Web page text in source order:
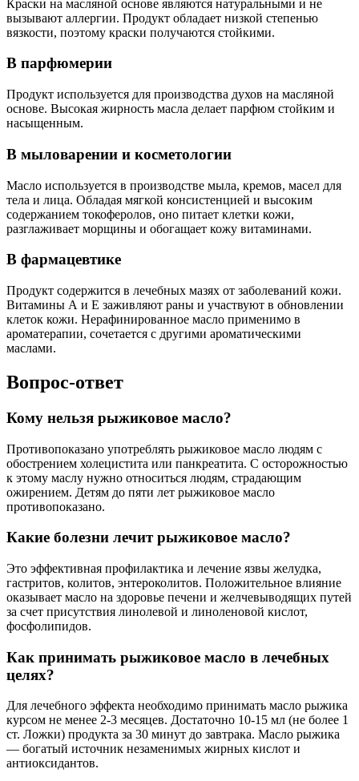
Краски на масляной основе являются натуральными и не
вызывают аллергии. Продукт обладает низкой степенью
вязкости, поэтому краски получаются стойкими.
В парфюмерии
Продукт используется для производства духов на масляной
основе. Высокая жирность масла делает парфюм стойким и
насыщенным.
В мыловарении и косметологии
Масло используется в производстве мыла, кремов, масел для
тела и лица. Обладая мягкой консистенцией и высоким
содержанием токоферолов, оно питает клетки кожи,
разглаживает морщины и обогащает кожу витаминами.
В фармацевтике
Продукт содержится в лечебных мазях от заболеваний кожи.
Витамины А и Е заживляют раны и участвуют в обновлении
клеток кожи. Нерафинированное масло применимо в
ароматерапии, сочетается с другими ароматическими
маслами.
Вопрос-ответ
Кому нельзя рыжиковое масло?
Противопоказано употреблять рыжиковое масло людям с
обострением холецистита или панкреатита. С осторожностью
к этому маслу нужно относиться людям, страдающим
ожирением. Детям до пяти лет рыжиковое масло
противопоказано.
Какие болезни лечит рыжиковое масло?
Это эффективная профилактика и лечение язвы желудка,
гастритов, колитов, энтероколитов. Положительное влияние
оказывает масло на здоровье печени и желчевыводящих путей
за счет присутствия линолевой и линоленовой кислот,
фосфолипидов.
Как принимать рыжиковое масло в лечебных
целях?
Для лечебного эффекта необходимо принимать масло рыжика
курсом не менее 2-3 месяцев. Достаточно 10-15 мл (не более 1
ст. Ложки) продукта за 30 минут до завтрака. Масло рыжика
— богатый источник незаменимых жирных кислот и
антиоксидантов.